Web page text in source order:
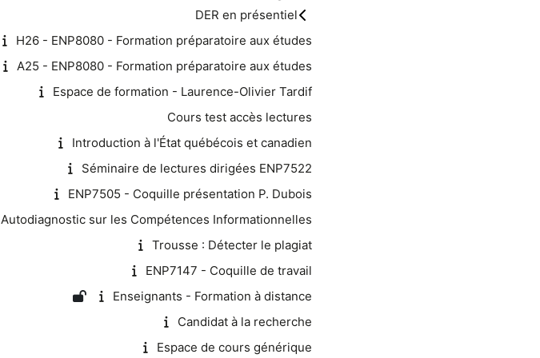
DER en présentiel
H26 - ENP8080 - Formation préparatoire aux études
A25 - ENP8080 - Formation préparatoire aux études
Espace de formation - Laurence-Olivier Tardif
Cours test accès lectures
Introduction à l'État québécois et canadien
Séminaire de lectures dirigées ENP7522
ENP7505 - Coquille présentation P. Dubois
Autodiagnostic sur les Compétences Informationnelles
Trousse : Détecter le plagiat
ENP7147 - Coquille de travail
Enseignants - Formation à distance
Candidat à la recherche
Espace de cours générique